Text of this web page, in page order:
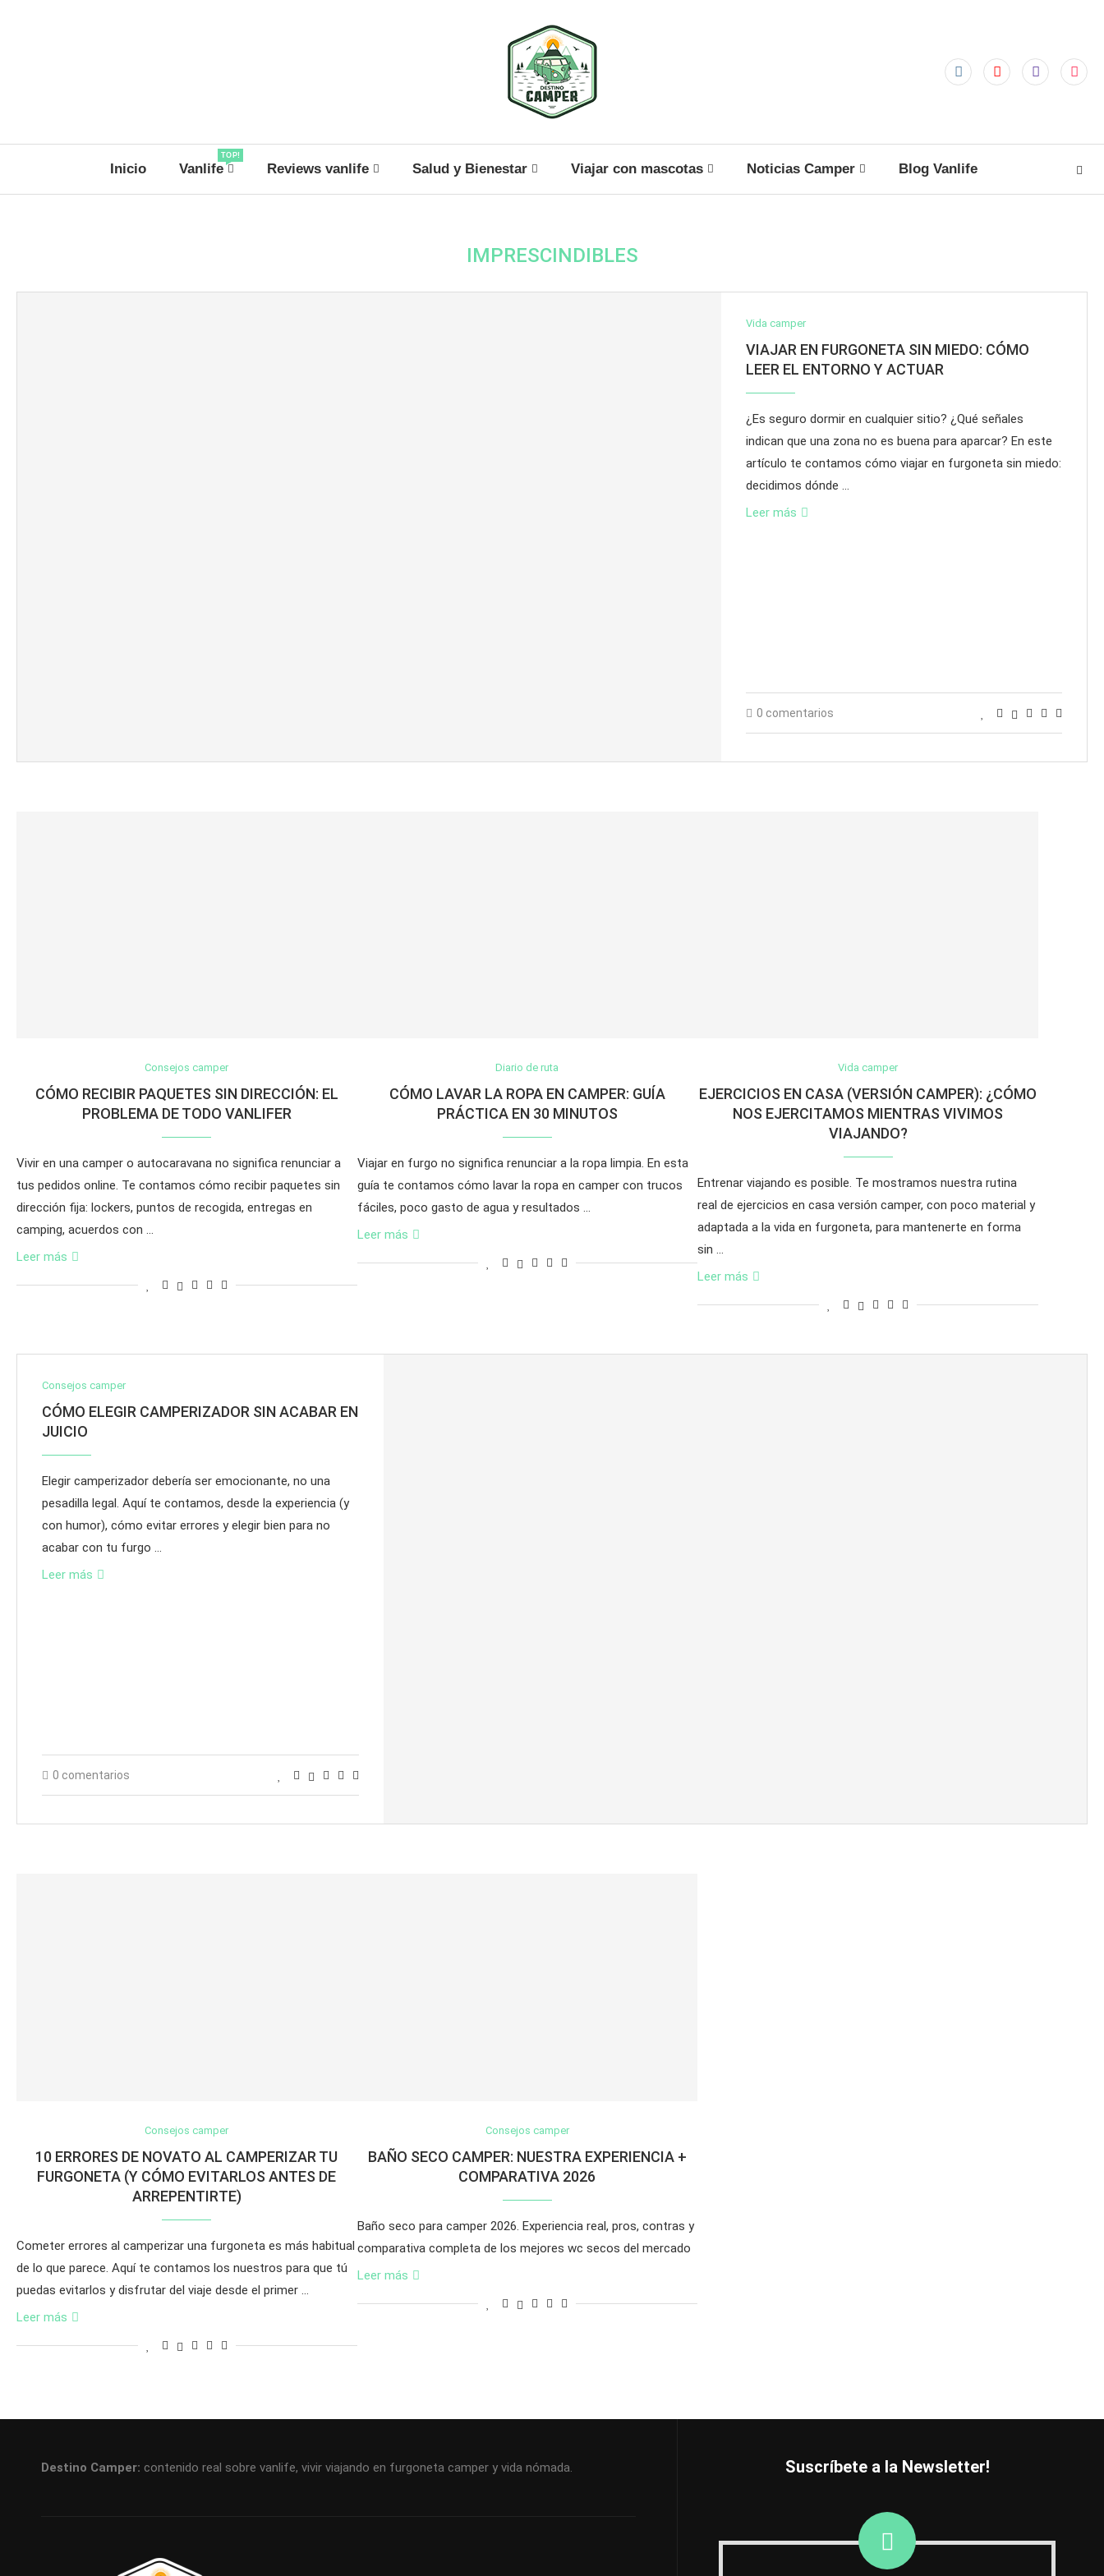
Inicio Vanlife
TOP!
Reviews vanlife Salud y Bienestar Viajar con mascotas Noticias Camper Blog Vanlife
IMPRESCINDIBLES
Vida camper
VIAJAR EN FURGONETA SIN MIEDO: CÓMO
LEER EL ENTORNO Y ACTUAR
¿Es seguro dormir en cualquier sitio? ¿Qué señales
indican que una zona no es buena para aparcar? En este
artículo te contamos cómo viajar en furgoneta sin miedo:
decidimos dónde …
Leer más
0 comentarios
Consejos camper
CÓMO RECIBIR PAQUETES SIN DIRECCIÓN: EL
PROBLEMA DE TODO VANLIFER
Vivir en una camper o autocaravana no significa renunciar a
tus pedidos online. Te contamos cómo recibir paquetes sin
dirección fija: lockers, puntos de recogida, entregas en
camping, acuerdos con …
Leer más
Diario de ruta
CÓMO LAVAR LA ROPA EN CAMPER: GUÍA
PRÁCTICA EN 30 MINUTOS
Viajar en furgo no significa renunciar a la ropa limpia. En esta
guía te contamos cómo lavar la ropa en camper con trucos
fáciles, poco gasto de agua y resultados …
Leer más
Vida camper
EJERCICIOS EN CASA (VERSIÓN CAMPER): ¿CÓMO
NOS EJERCITAMOS MIENTRAS VIVIMOS
VIAJANDO?
Entrenar viajando es posible. Te mostramos nuestra rutina
real de ejercicios en casa versión camper, con poco material y
adaptada a la vida en furgoneta, para mantenerte en forma
sin …
Leer más
Consejos camper
CÓMO ELEGIR CAMPERIZADOR SIN ACABAR EN
JUICIO
Elegir camperizador debería ser emocionante, no una
pesadilla legal. Aquí te contamos, desde la experiencia (y
con humor), cómo evitar errores y elegir bien para no
acabar con tu furgo …
Leer más
0 comentarios
Consejos camper
10 ERRORES DE NOVATO AL CAMPERIZAR TU
FURGONETA (Y CÓMO EVITARLOS ANTES DE
ARREPENTIRTE)
Cometer errores al camperizar una furgoneta es más habitual
de lo que parece. Aquí te contamos los nuestros para que tú
puedas evitarlos y disfrutar del viaje desde el primer …
Leer más
Consejos camper
BAÑO SECO CAMPER: NUESTRA EXPERIENCIA +
COMPARATIVA 2026
Baño seco para camper 2026. Experiencia real, pros, contras y
comparativa completa de los mejores wc secos del mercado
Leer más
Destino Camper: contenido real sobre vanlife, vivir viajando en furgoneta camper y vida nómada. Suscríbete a la Newsletter!